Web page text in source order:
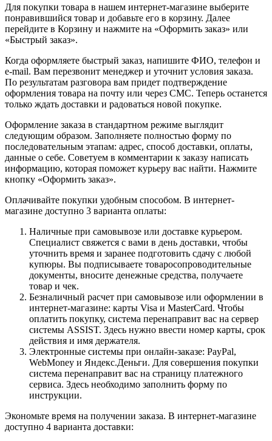
Для покупки товара в нашем интернет-магазине выберите
понравившийся товар и добавьте его в корзину. Далее
перейдите в Корзину и нажмите на «Оформить заказ» или
«Быстрый заказ».
Когда оформляете быстрый заказ, напишите ФИО, телефон и
e-mail. Вам перезвонит менеджер и уточнит условия заказа.
По результатам разговора вам придет подтверждение
оформления товара на почту или через СМС. Теперь останется
только ждать доставки и радоваться новой покупке.
Оформление заказа в стандартном режиме выглядит
следующим образом. Заполняете полностью форму по
последовательным этапам: адрес, способ доставки, оплаты,
данные о себе. Советуем в комментарии к заказу написать
информацию, которая поможет курьеру вас найти. Нажмите
кнопку «Оформить заказ».
Оплачивайте покупки удобным способом. В интернет-
магазине доступно 3 варианта оплаты:
Наличные при самовывозе или доставке курьером.
Специалист свяжется с вами в день доставки, чтобы
уточнить время и заранее подготовить сдачу с любой
купюры. Вы подписываете товаросопроводительные
документы, вносите денежные средства, получаете
товар и чек.
Безналичный расчет при самовывозе или оформлении в
интернет-магазине: карты Visa и MasterCard. Чтобы
оплатить покупку, система перенаправит вас на сервер
системы ASSIST. Здесь нужно ввести номер карты, срок
действия и имя держателя.
Электронные системы при онлайн-заказе: PayPal,
WebMoney и Яндекс.Деньги. Для совершения покупки
система перенаправит вас на страницу платежного
сервиса. Здесь необходимо заполнить форму по
инструкции.
Экономьте время на получении заказа. В интернет-магазине
доступно 4 варианта доставки: